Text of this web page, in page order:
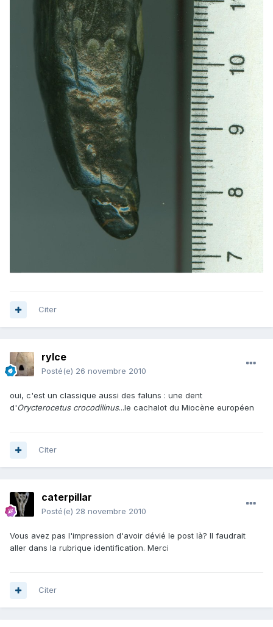
Citer
rylce
Posté(e) 26 novembre 2010
oui, c'est un classique aussi des faluns : une dent
d'Orycterocetus crocodilinus...le cachalot du Miocène européen
Citer
caterpillar
Posté(e) 28 novembre 2010
Vous avez pas l'impression d'avoir dévié le post là? Il faudrait
aller dans la rubrique identification. Merci
Citer